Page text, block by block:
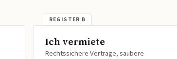
Ich vermiete
Rechtssichere Verträge, saubere